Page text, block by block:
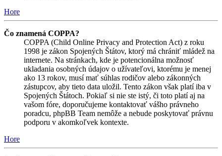
Hore
Čo znamená COPPA?
COPPA (Child Online Privacy and Protection Act) z roku
1998 je zákon Spojených Štátov, ktorý má chrániť mládež na
internete. Na stránkach, kde je potencionálna možnosť
ukladania osobných údajov o užívateľovi, ktorému je menej
ako 13 rokov, musí mať súhlas rodičov alebo zákonných
zástupcov, aby tieto data uložil. Tento zákon však platí iba v
Spojených Štátoch. Pokiaľ si nie ste istý, či toto platí aj na
vašom fóre, doporučujeme kontaktovať vášho právneho
poradcu, phpBB Team nemôže a nebude poskytovať právnu
podporu v akomkoľvek kontexte.
Hore